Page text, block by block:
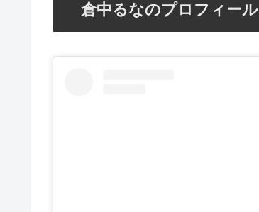
倉中るなのプロフィール